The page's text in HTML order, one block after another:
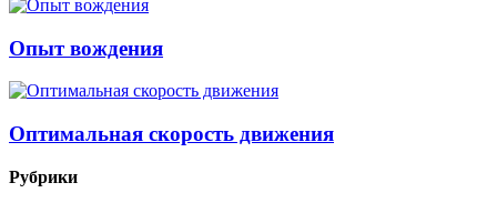
Опыт вождения
Оптимальная скорость движения
Рубрики